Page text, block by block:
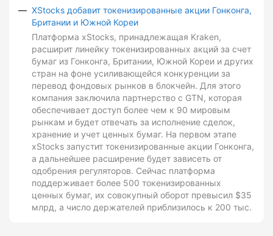
XStocks добавит токенизированные акции Гонконга,
Британии и Южной Кореи
Платформа xStocks, принадлежащая Kraken,
расширит линейку токенизированных акций за счет
бумаг из Гонконга, Британии, Южной Кореи и других
стран на фоне усиливающейся конкуренции за
перевод фондовых рынков в блокчейн. Для этого
компания заключила партнерство с GTN, которая
обеспечивает доступ более чем к 90 мировым
рынкам и будет отвечать за исполнение сделок,
хранение и учет ценных бумаг. На первом этапе
xStocks запустит токенизированные акции Гонконга,
а дальнейшее расширение будет зависеть от
одобрения регуляторов. Сейчас платформа
поддерживает более 500 токенизированных
ценных бумаг, их совокупный оборот превысил $35
млрд, а число держателей приблизилось к 200 тыс.